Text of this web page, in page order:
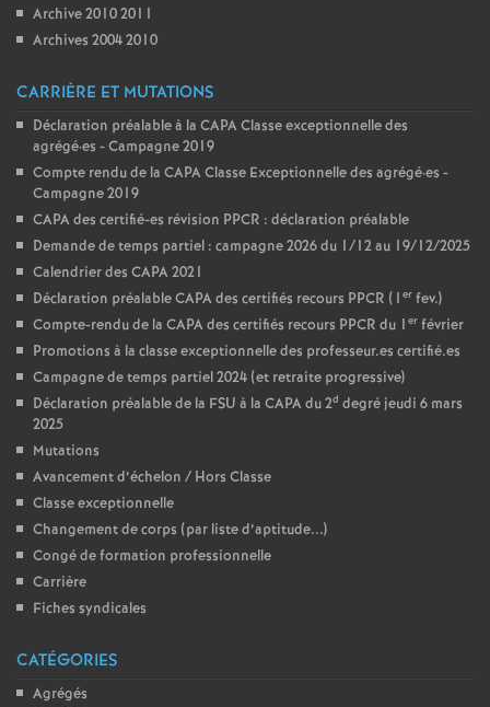
Archive 2010 2011
Archives 2004 2010
CARRIÈRE ET MUTATIONS
Déclaration préalable à la CAPA Classe exceptionnelle des
agrégé·es - Campagne 2019
Compte rendu de la CAPA Classe Exceptionnelle des agrégé·es -
Campagne 2019
CAPA des certifié-es révision PPCR : déclaration préalable
Demande de temps partiel : campagne 2026 du 1/12 au 19/12/2025
Calendrier des CAPA 2021
Déclaration préalable CAPA des certifiés recours PPCR (1 er fev.)
Compte-rendu de la CAPA des certifiés recours PPCR du 1 er février
Promotions à la classe exceptionnelle des professeur.es certifié.es
Campagne de temps partiel 2024 (et retraite progressive)
Déclaration préalable de la FSU à la CAPA du 2d degré jeudi 6 mars
2025
Mutations
Avancement d’échelon / Hors Classe
Classe exceptionnelle
Changement de corps (par liste d’aptitude...)
Congé de formation professionnelle
Carrière
Fiches syndicales
CATÉGORIES
Agrégés